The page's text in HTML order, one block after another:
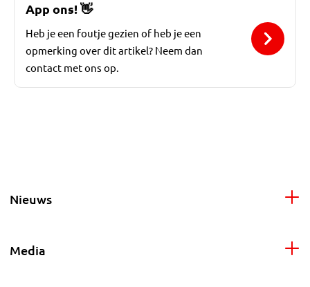
App ons!👋
Heb je een foutje gezien of heb je een
opmerking over dit artikel? Neem dan
contact met ons op.
Nieuws
Media